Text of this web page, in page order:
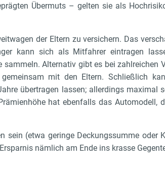
Übermuts – gelten sie als
der Eltern zu versichern. Das
kann sich als Mitfahrer eintragen
Alternativ gibt es bei zahlreichen
mit den Eltern. Schließlich
übertragen lassen; allerdings maximal
hat ebenfalls das Automodell,
(etwa geringe Deckungssumme oder
nämlich am Ende ins krasse